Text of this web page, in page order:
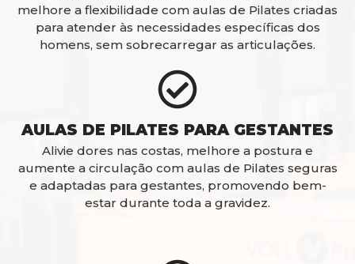
melhore a flexibilidade com aulas de Pilates criadas
para atender às necessidades específicas dos
homens, sem sobrecarregar as articulações.
AULAS DE PILATES PARA GESTANTES
Alivie dores nas costas, melhore a postura e
aumente a circulação com aulas de Pilates seguras
e adaptadas para gestantes, promovendo bem-
estar durante toda a gravidez.